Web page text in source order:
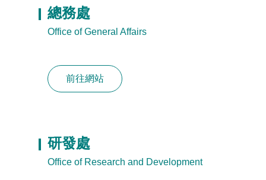
總務處
Office of General Affairs
前往網站
研發處
Office of Research and Development